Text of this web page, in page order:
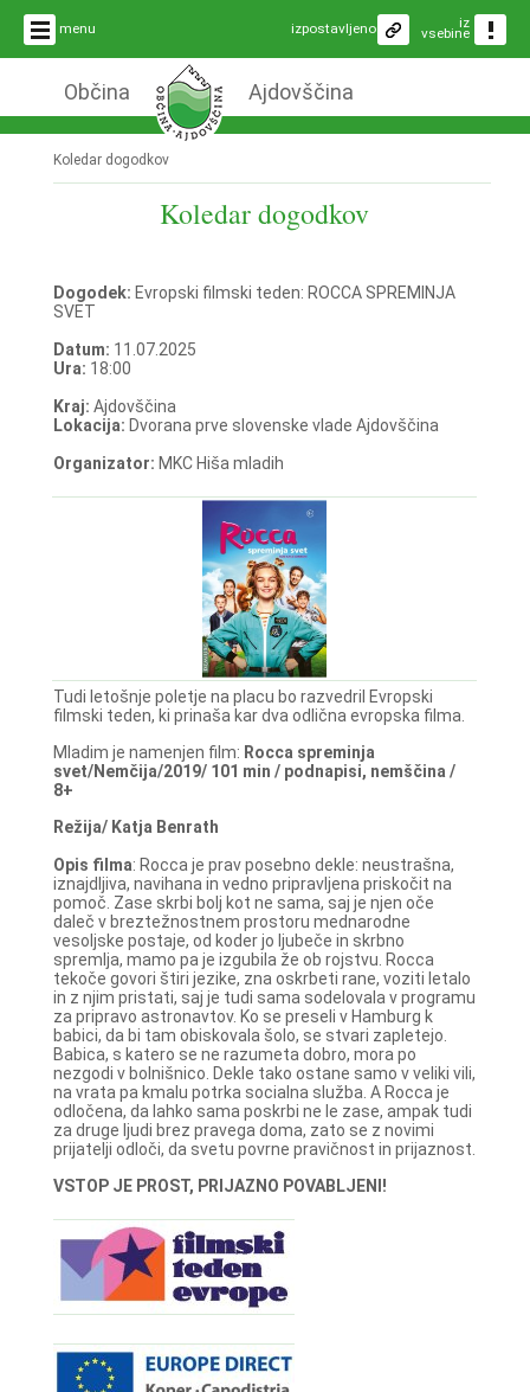
menu iz
vsebine
izpostavljeno
Občina Ajdovščina
Koledar dogodkov
Koledar dogodkov
Dogodek: Evropski filmski teden: ROCCA SPREMINJA
SVET
Datum: 11.07.2025
Ura: 18:00
Kraj: Ajdovščina
Lokacija: Dvorana prve slovenske vlade Ajdovščina
Organizator: MKC Hiša mladih
Tudi letošnje poletje na placu bo razvedril Evropski
filmski teden, ki prinaša kar dva odlična evropska filma.
Mladim je namenjen film: Rocca spreminja
svet/Nemčija/2019/ 101 min / podnapisi, nemščina /
8+
Režija/ Katja Benrath
Opis filma: Rocca je prav posebno dekle: neustrašna,
iznajdljiva, navihana in vedno pripravljena priskočit na
pomoč. Zase skrbi bolj kot ne sama, saj je njen oče
daleč v breztežnostnem prostoru mednarodne
vesoljske postaje, od koder jo ljubeče in skrbno
spremlja, mamo pa je izgubila že ob rojstvu. Rocca
tekoče govori štiri jezike, zna oskrbeti rane, voziti letalo
in z njim pristati, saj je tudi sama sodelovala v programu
za pripravo astronavtov. Ko se preseli v Hamburg k
babici, da bi tam obiskovala šolo, se stvari zapletejo.
Babica, s katero se ne razumeta dobro, mora po
nezgodi v bolnišnico. Dekle tako ostane samo v veliki vili,
na vrata pa kmalu potrka socialna služba. A Rocca je
odločena, da lahko sama poskrbi ne le zase, ampak tudi
za druge ljudi brez pravega doma, zato se z novimi
prijatelji odloči, da svetu povrne pravičnost in prijaznost.
VSTOP JE PROST, PRIJAZNO POVABLJENI!